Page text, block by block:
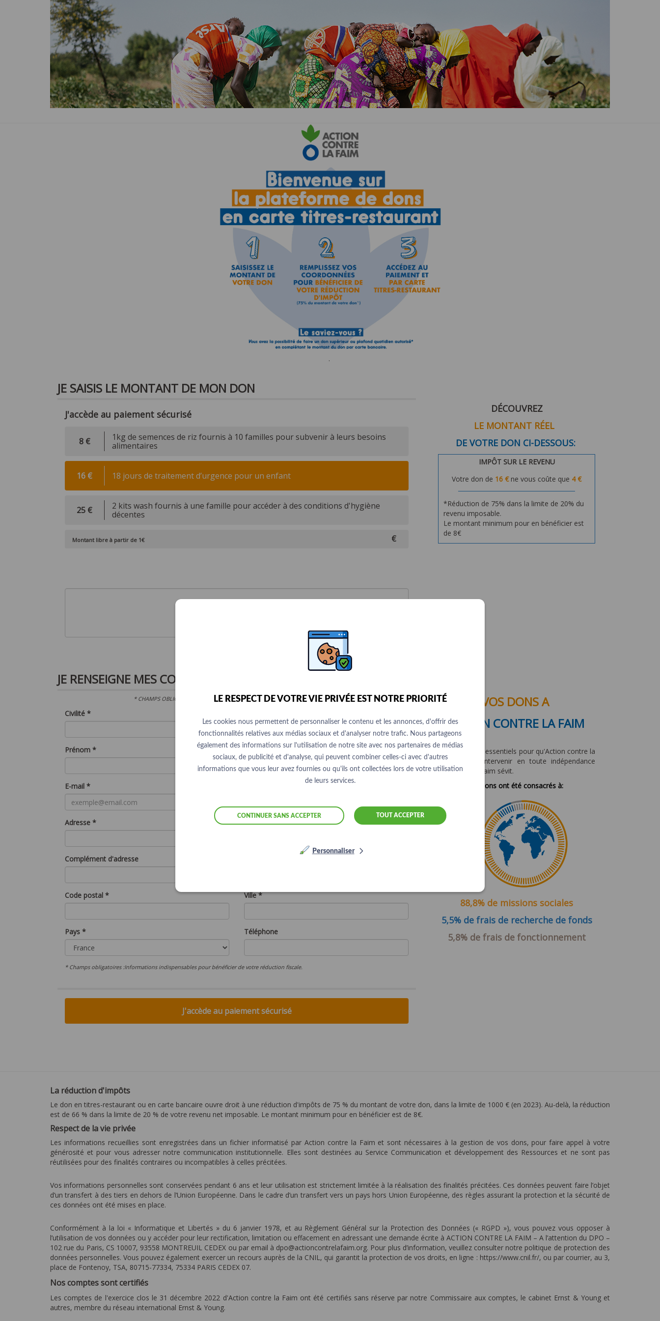
LE RESPECT DE VOTRE VIE PRIVÉE EST NOTRE PRIORITÉ
Les cookies nous permettent de personnaliser le contenu et les annonces, d'offrir des
fonctionnalités relatives aux médias sociaux et d'analyser notre trafic. Nous partageons
également des informations sur l'utilisation de notre site avec nos partenaires de médias
sociaux, de publicité et d'analyse, qui peuvent combiner celles-ci avec d'autres
informations que vous leur avez fournies ou qu'ils ont collectées lors de votre utilisation
de leurs services.
TOUT ACCEPTER
CONTINUER SANS ACCEPTER
Personnaliser
.
JE SAISIS LE MONTANT DE MON DON
J'accède au paiement sécurisé
8 €
1kg de semences de riz fournis à 10 familles pour subvenir à leurs besoins
alimentaires
16 € 18 jours de traitement d’urgence pour un enfant
25 €
2 kits wash fournis à une famille pour accéder à des conditions d'hygiène
décentes
€
DÉCOUVREZ
LE MONTANT RÉEL
DE VOTRE DON CI-DESSOUS:
IMPÔT SUR LE REVENU
Votre don de 16 €ne vous coûte que 4€
*Réduction de 75% dans la limite de 20% du
revenu imposable.
Le montant minimum pour en bénéficier est
de 8€
JE RENSEIGNE MES COORDONNÉES
* CHAMPS OBLIGATOIRES :INFORMATIONS INDISPENSABLES POUR BÉNÉFICIER DE VOTRE RÉDUCTION FISCALE.
Civilité *
Prénom * Nom *
E-mail *
Adresse *
Complément d'adresse
Code postal * Ville *
Pays * Téléphone
* Champs obligatoires :Informations indispensables pour bénéficier de votre réduction fiscale.
J'accède au paiement sécurisé
VOS DONS A
ACTION CONTRE LA FAIM
Les dons sont essentiels pour qu'Action contre la
Faim puisse intervenir en toute indépendance
partout où la faim sévit.
En 2023, vos dons ont été consacrés à:
88,8% de missions sociales
5,5% de frais de recherche de fonds
5,8% de frais de fonctionnement
La réduction d'impôts
Le don en titres-restaurant ou en carte bancaire ouvre droit à une réduction d'impôts de 75 % du montant de votre don, dans la limite de 1000 € (en 2023). Au-delà, la réduction
est de 66 % dans la limite de 20 % de votre revenu net imposable. Le montant minimum pour en bénéficier est de 8€.
Respect de la vie privée
Les informations recueillies sont enregistrées dans un fichier informatisé par Action contre la Faim et sont nécessaires à la gestion de vos dons, pour faire appel à votre
générosité et pour vous adresser notre communication institutionnelle. Elles sont destinées au Service Communication et développement des Ressources et ne sont pas
réutilisées pour des finalités contraires ou incompatibles à celles précitées.
Vos informations personnelles sont conservées pendant 6 ans et leur utilisation est strictement limitée à la réalisation des finalités précitées. Ces données peuvent faire l’objet
d’un transfert à des tiers en dehors de l’Union Européenne. Dans le cadre d’un transfert vers un pays hors Union Européenne, des règles assurant la protection et la sécurité de
ces données ont été mises en place.
Conformément à la loi « Informatique et Libertés » du 6 janvier 1978, et au Règlement Général sur la Protection des Données (« RGPD »), vous pouvez vous opposer à
l’utilisation de vos données ou y accéder pour leur rectification, limitation ou effacement en adressant une demande écrite à ACTION CONTRE LA FAIM – A l’attention du DPO –
102 rue du Paris, CS 10007, 93558 MONTREUIL CEDEX ou par email à dpo@actioncontrelafaim.org. Pour plus d’information, veuillez consulter notre politique de protection des
données personnelles. Vous pouvez également exercer un recours auprès de la CNIL, qui garantit la protection de vos droits, en ligne : https://www.cnil.fr/, ou par courrier, au 3,
place de Fontenoy, TSA, 80715-77334, 75334 PARIS CEDEX 07.
Nos comptes sont certifiés
Les comptes de l'exercice clos le 31 décembre 2022 d'Action contre la Faim ont été certifiés sans réserve par notre Commissaire aux comptes, le cabinet Ernst & Young et
autres, membre du réseau international Ernst & Young.